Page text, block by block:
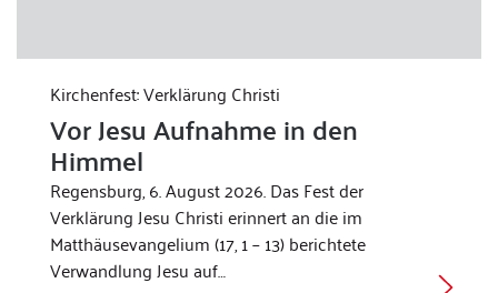
Kirchenfest: Verklärung Christi
Vor Jesu Aufnahme in den
Himmel
Regensburg, 6. August 2026. Das Fest der
Verklärung Jesu Christi erinnert an die im
Matthäusevangelium (17, 1 – 13) berichtete
Verwandlung Jesu auf…